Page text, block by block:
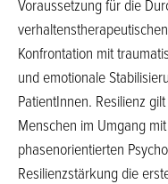
Voraussetzung für die
Konfrontation mit
und emotionale
PatientInnen. Resilienz
Menschen im Umgang
phasenorientierten
Resilienzstärkung die